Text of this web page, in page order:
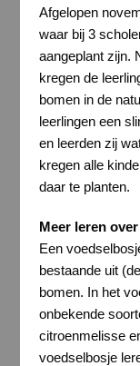
Afgelopen
waar bij 3
aangeplant zijn.
kregen de
bomen in de
leerlingen een
en leerden zij
kregen alle
daar te planten.
Meer leren
Een
bestaande uit
bomen. In het
onbekende
citroenmelisse
voedselbosje